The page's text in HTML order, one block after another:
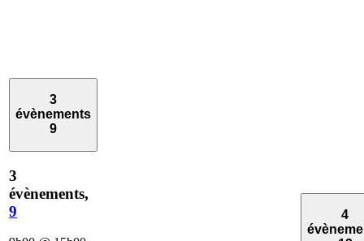
3
évènements
9
3
évènements,
9
4